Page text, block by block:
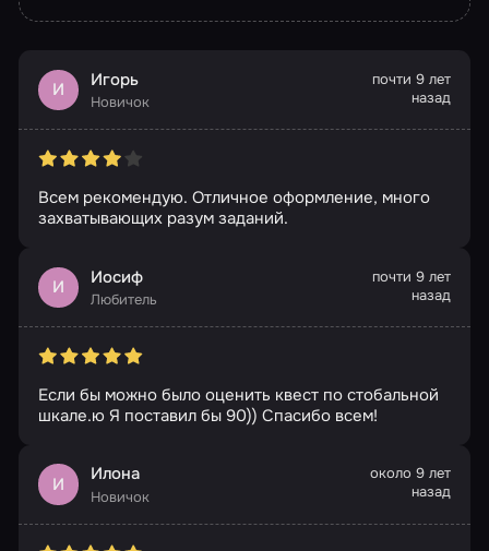
И Игорь
Новичок
почти 9 лет
назад
Всем рекомендую. Отличное оформление, много
захватывающих разум заданий.
И Иосиф
Любитель
почти 9 лет
назад
Если бы можно было оценить квест по стобальной
шкале.ю Я поставил бы 90)) Спасибо всем!
И Илона
Новичок
около 9 лет
назад